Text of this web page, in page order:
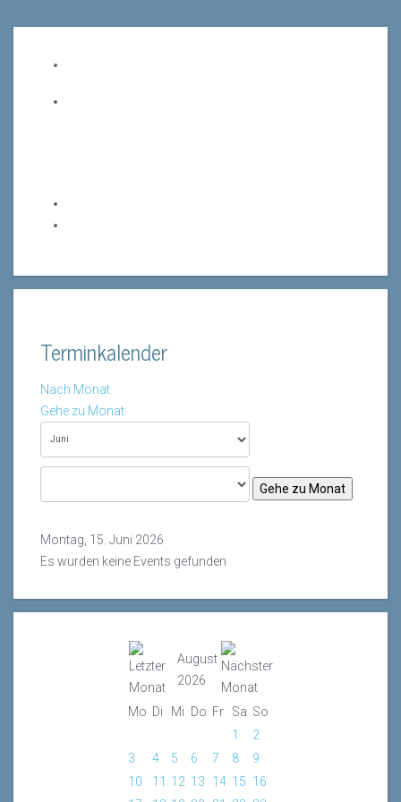
Terminkalender
Nach Monat
Gehe zu Monat
Gehe zu Monat
Montag, 15. Juni 2026
Es wurden keine Events gefunden
August
2026
Mo Di Mi Do Fr Sa So
1
2
3
4 5 6 7 8
9
10
11 12 13 14 15 16